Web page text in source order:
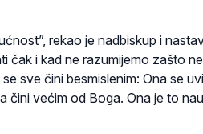
rekao je nadbiskup i
čak i kad ne razumijemo zašto
sve čini besmislenim: Ona se
čini većim od Boga. Ona je to